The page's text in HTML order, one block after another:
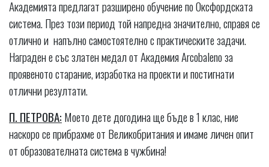
Академията предлагат разширено обучение по Оксфордската
система. През този период той напредна значително, справя се
отлично и напълно самостоятелно с практическите задачи.
Награден е със златен медал от Академия Arcobaleno за
проявеното старание, изработка на проекти и постигнати
отлични резултати.
П. ПЕТРОВА: Моето дете догодина ще бъде в 1 клас, ние
наскоро се прибрахме от Великобритания и имаме личен опит
от образователната система в чужбина!